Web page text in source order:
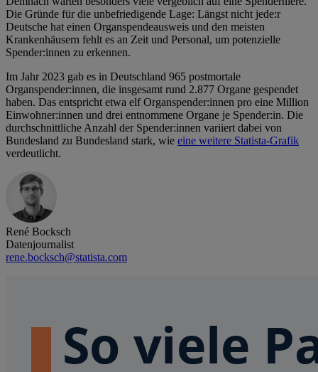
Die Gründe für die unbefriedigende Lage: Längst nicht jede:r
Deutsche hat einen Organspendeausweis und den meisten
Krankenhäusern fehlt es an Zeit und Personal, um potenzielle
Spender:innen zu erkennen.
Im Jahr 2023 gab es in Deutschland 965 postmortale
Organspender:innen, die insgesamt rund 2.877 Organe gespendet
haben. Das entspricht etwa elf Organspender:innen pro eine Million
Einwohner:innen und drei entnommene Organe je Spender:in. Die
durchschnittliche Anzahl der Spender:innen variiert dabei von
Bundesland zu Bundesland stark, wie eine weitere Statista-Grafik
verdeutlicht.
René Bocksch
Datenjournalist
rene.bocksch@statista.com